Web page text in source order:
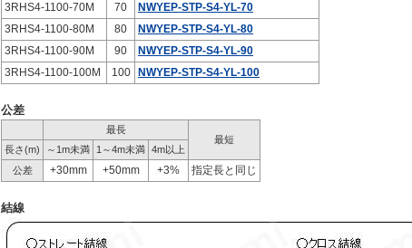
3RHS4-1100-70M
70
NWYEP-STP-S4-YL-70
3RHS4-1100-80M
80
NWYEP-STP-S4-YL-80
3RHS4-1100-90M
90
NWYEP-STP-S4-YL-90
3RHS4-1100-100M
100 NWYEP-STP-S4-YL-100
公差
最長
最短
長さ(m)
～1m未満 1～4m未満 4m以上
公差
+30mm +50mm +3% 指定長と同じ
結線